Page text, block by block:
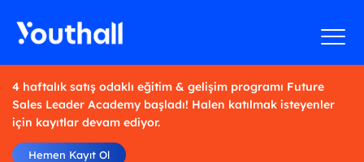
4 haftalık satış odaklı eğitim & gelişim programı Future
Sales Leader Academy başladı! Halen katılmak isteyenler
için kayıtlar devam ediyor.
Hemen Kayıt Ol